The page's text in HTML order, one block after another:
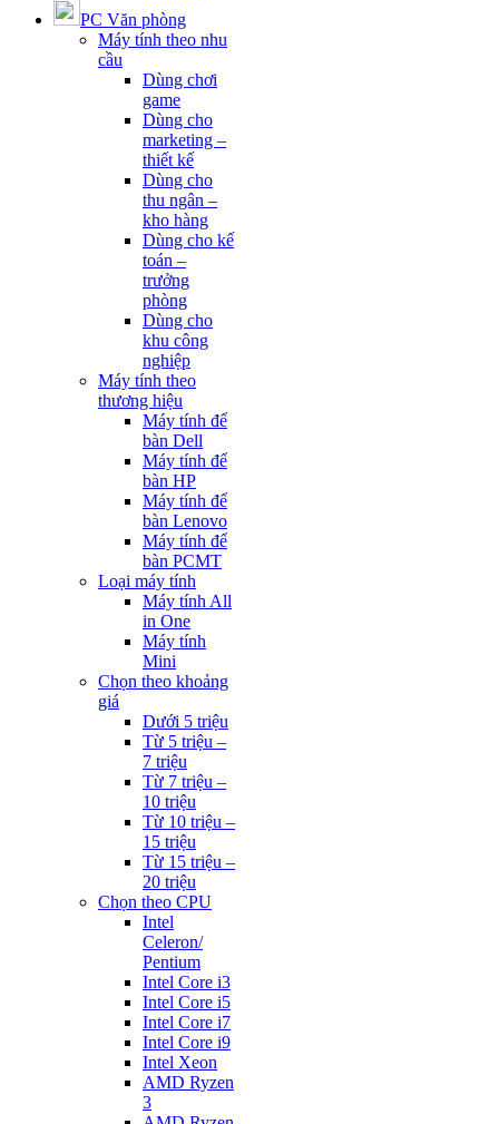
PC Văn phòng
Máy tính theo nhu
cầu
Dùng chơi
game
Dùng cho
marketing –
thiết kế
Dùng cho
thu ngân –
kho hàng
Dùng cho kế
toán –
trưởng
phòng
Dùng cho
khu công
nghiệp
Máy tính theo
thương hiệu
Máy tính để
bàn Dell
Máy tính để
bàn HP
Máy tính để
bàn Lenovo
Máy tính để
bàn PCMT
Loại máy tính
Máy tính All
in One
Máy tính
Mini
Chọn theo khoảng
giá
Dưới 5 triệu
Từ 5 triệu –
7 triệu
Từ 7 triệu –
10 triệu
Từ 10 triệu –
15 triệu
Từ 15 triệu –
20 triệu
Chọn theo CPU
Intel
Celeron/
Pentium
Intel Core i3
Intel Core i5
Intel Core i7
Intel Core i9
Intel Xeon
AMD Ryzen
3